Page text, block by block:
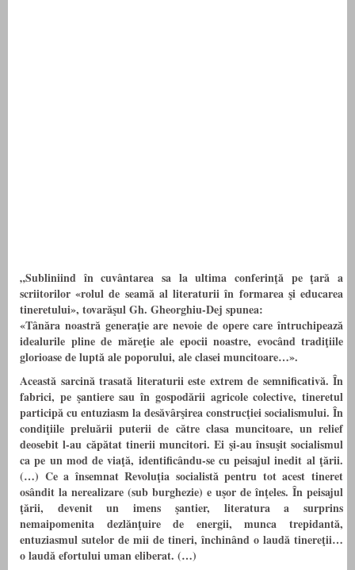
„Subliniind în cuvântarea sa la ultima conferinţă pe ţară a
scriitorilor «rolul de seamă al literaturii în formarea şi educarea
tineretului», tovarăşul Gh. Gheorghiu-Dej spunea:
«Tânăra noastră generaţie are nevoie de opere care întruchipează
idealurile pline de măreţie ale epocii noastre, evocând tradiţiile
glorioase de luptă ale poporului, ale clasei muncitoare…».
Această sarcină trasată literaturii este extrem de semnificativă. În
fa­brici, pe şantiere sau în gospodării agricole colective, tineretul
participă cu entuziasm la desăvârşirea construcţiei socialismului. În
condiţiile preluării puterii de către clasa muncitoare, un relief
deosebit l-au căpătat tinerii muncitori. Ei şi-au însuşit socialismul
ca pe un mod de viaţă, identificându-se cu peisajul inedit al ţării.
(…) Ce a însemnat Revoluţia socialistă pentru tot acest tineret
osândit la nerealizare (sub burghezie) e uşor de înţeles. În peisajul
ţării, devenit un imens şantier, literatura a surprins
nemaipomenita dezlănţuire de energii, munca trepidantă,
entuziasmul sutelor de mii de tineri, închinând o laudă tinereţii…
o laudă efortului uman eliberat. (…)